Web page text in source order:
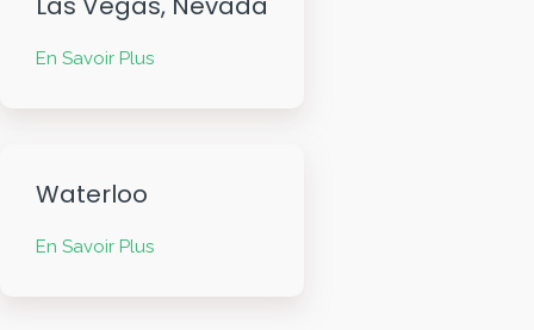
En Savoir Plus
Waterloo
En Savoir Plus